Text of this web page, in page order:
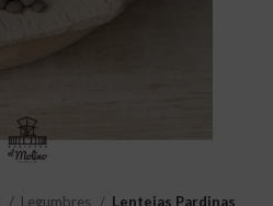
Legumbres Lentejas Pardinas